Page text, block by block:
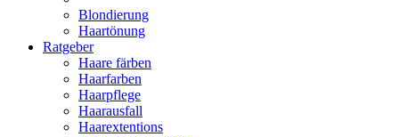
Blondierung
Haartönung
Ratgeber
Haare färben
Haarfarben
Haarpflege
Haarausfall
Haarextentions